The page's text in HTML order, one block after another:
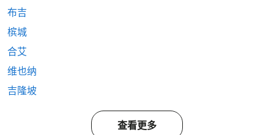
布吉
槟城
合艾
维也纳
吉隆坡
查看更多